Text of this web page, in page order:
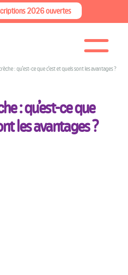
2026 ouvertes
: qu’est-ce que c’est et quels sont les avantages ?
: qu’est-ce que
les avantages ?